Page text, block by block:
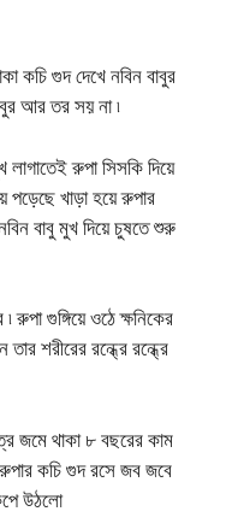
কচি গুদ দেখে নবিন বাবুর
আর তর সয় না ৷
লাগাতেই রুপা সিসকি দিয়ে
পড়েছে খাড়া হয়ে রুপার
বাবু মুখ দিয়ে চুষতে শুরু
রুপা গুঙ্গিয়ে ওঠে ক্ষনিকের
শরীরের রন্ধ্রে রন্ধ্রে
জমে থাকা ৮ বছরের কাম
রুপার কচি গুদ রসে জব জবে
উঠলো